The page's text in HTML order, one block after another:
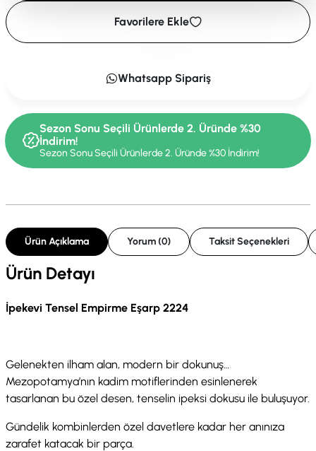
Favorilere Ekle
Whatsapp Sipariş
Sezon Sonu Seçili Ürünlerde 2. Üründe %30
İndirim!
Sezon Sonu Seçili Ürünlerde 2. Üründe %30 İndirim!
Ürün Açıklama Yorum (0) Taksit Seçenekleri
Ürün Detayı
İpekevi Tensel Empirme Eşarp 2224
Gelenekten ilham alan, modern bir dokunuş…
Mezopotamya’nın kadim motiflerinden esinlenerek
tasarlanan bu özel desen, tenselin ipeksi dokusu ile buluşuyor.
Gündelik kombinlerden özel davetlere kadar her anınıza
zarafet katacak bir parça.